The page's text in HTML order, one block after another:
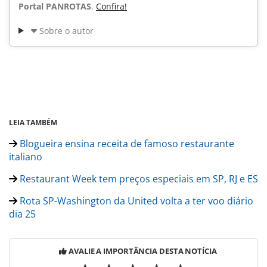
Portal PANROTAS. Confira!
Sobre o autor
LEIA TAMBÉM
Blogueira ensina receita de famoso restaurante
italiano
Restaurant Week tem preços especiais em SP, RJ e ES
Rota SP-Washington da United volta a ter voo diário
dia 25
AVALIE A IMPORTÂNCIA DESTA NOTÍCIA